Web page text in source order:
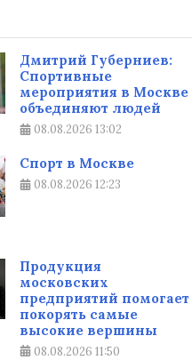
Дмитрий Губерниев:
Спортивные
мероприятия в Москве
объединяют людей
08.08.2026 13:02
Спорт в Москве
08.08.2026 12:23
Продукция
московских
предприятий помогает
покорять самые
высокие вершины
08.08.2026 11:50